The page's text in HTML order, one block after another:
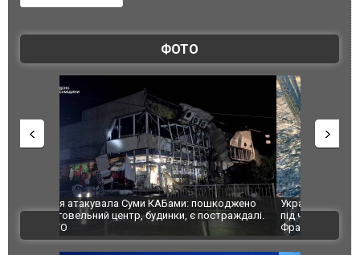
ФОТО
Українські надзвичайники врятували козуленя
під час ліквідації масштабної лісової пожежі у
Франції
СБУ за
Болгарії
ВІДЕО